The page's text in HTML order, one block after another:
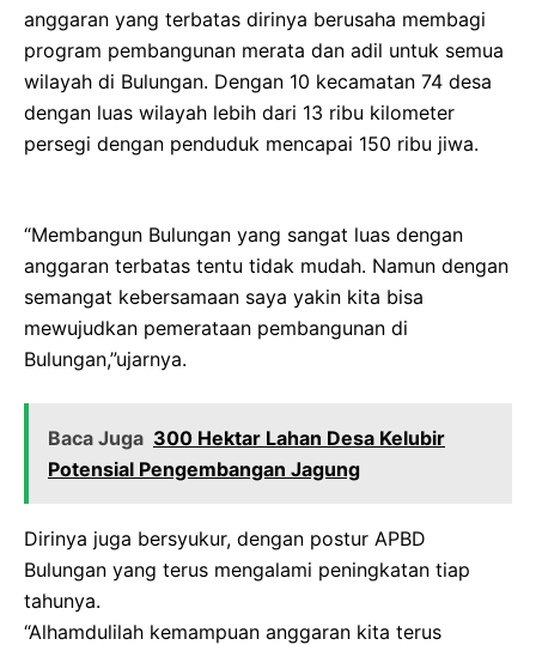
anggaran yang terbatas dirinya berusaha membagi
program pembangunan merata dan adil untuk semua
wilayah di Bulungan. Dengan 10 kecamatan 74 desa
dengan luas wilayah lebih dari 13 ribu kilometer
persegi dengan penduduk mencapai 150 ribu jiwa.
“Membangun Bulungan yang sangat luas dengan
anggaran terbatas tentu tidak mudah. Namun dengan
semangat kebersamaan saya yakin kita bisa
mewujudkan pemerataan pembangunan di
Bulungan,”ujarnya.
Baca Juga 300 Hektar Lahan Desa Kelubir
Potensial Pengembangan Jagung
Dirinya juga bersyukur, dengan postur APBD
Bulungan yang terus mengalami peningkatan tiap
tahunya.
“Alhamdulilah kemampuan anggaran kita terus